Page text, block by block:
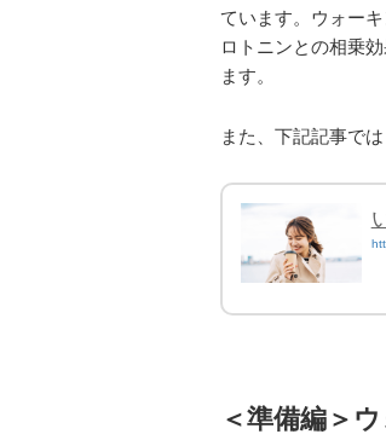
ています。ウォー
ロトニンとの相乗
ます。
また、下記記事で
＜準備編＞